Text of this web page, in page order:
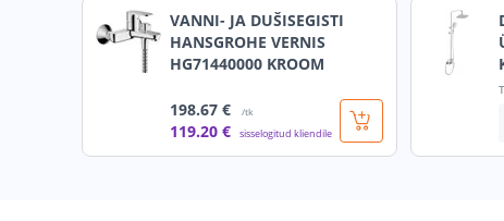
VANNI- JA DUŠISEGISTI
HANSGROHE VERNIS
HG71440000 KROOM
198.67 € /tk
119.20 € sisselogitud kliendile